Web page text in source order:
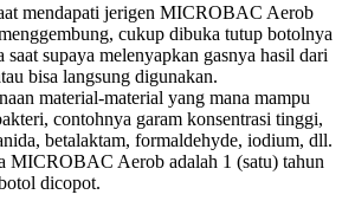
mendapati jerigen MICROBAC Aerob
cukup dibuka tutup botolnya
saat supaya melenyapkan gasnya hasil dari
bisa langsung digunakan.
material-material yang mana mampu
contohnya garam konsentrasi tinggi,
betalaktam, formaldehyde, iodium, dll.
MICROBAC Aerob adalah 1 (satu) tahun
dicopot.